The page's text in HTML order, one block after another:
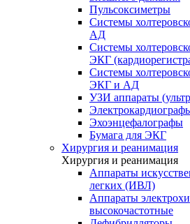
Пульсоксиметры
Системы
АД
Системы
ЭКГ
Системы
ЭКГ и АД
УЗИ аппараты
Эхоэнцефалографы
Бумага для ЭКГ
Хирургия и реанимация
Хирургия и реанимация
Аппараты
легких (ИВЛ)
Аппараты
высокочастотные